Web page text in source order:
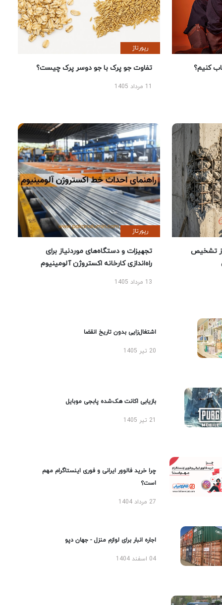
کنیم؟
رپورتاژ
تفاوت جو پرک با جو دوسر پرک چیست؟
تشخیص
رپورتاژ
تجهیزات و دستگاه‌های موردنیاز برای
راه‌اندازی کارخانه اکستروژن آلومینیوم
13 مرداد 1405
اشتغال‌زایی بدون تاریخ انقضا
20 تیر 1405
بازیابی اکانت هک‌شده پابجی موبایل
چرا خرید فالوور ایرانی و فوری اینستاگرام مهم
است؟
27 مرداد 1404
اجاره انبار برای لوازم منزل - جهان دپو
04 اسفند 1404